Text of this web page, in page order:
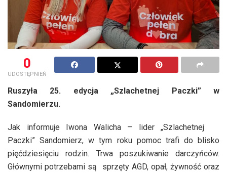
0
UDOSTĘPNIEŃ
Ruszyła 25. edycja „Szlachetnej Paczki” w
Sandomierzu.
Jak informuje Iwona Walicha – lider „Szlachetnej
Paczki” Sandomierz, w tym roku pomoc trafi do blisko
pięćdziesięciu rodzin. Trwa poszukiwanie darczyńców.
Głównymi potrzebami są sprzęty AGD, opał, żywność oraz